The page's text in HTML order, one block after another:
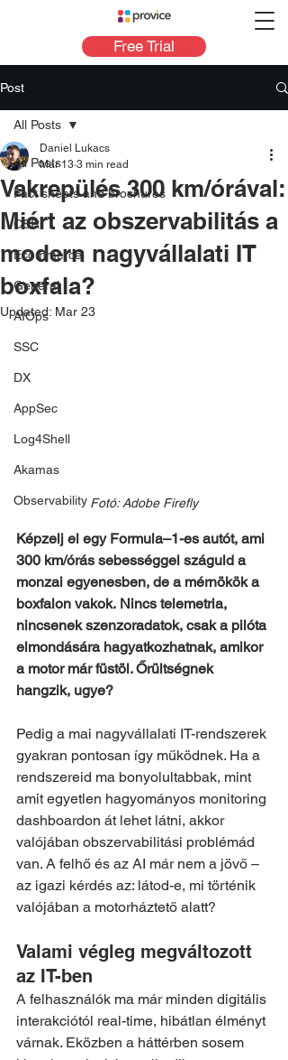
Free Trial
Post
All Posts
Fact sheets and brochures
CSR
Ecommerce
General
AIOps
SSC
DX
AppSec
Log4Shell
Akamas
Observability
All Posts
Vakrepülés 300 km/órával:
Miért az obszervabilitás a
modern nagyvállalati IT
boxfala?
Daniel Lukacs
Mar 13 3 min read
Updated: Mar 23
Fotó: Adobe Firefly
Képzelj el egy Formula–1-es autót, ami
300 km/órás sebességgel száguld a
monzai egyenesben, de a mérnökök a
boxfalon vakok. Nincs telemetria,
nincsenek szenzoradatok, csak a pilóta
elmondására hagyatkozhatnak, amikor
a motor már füstöl. Őrültségnek
hangzik, ugye?
Pedig a mai nagyvállalati IT-rendszerek
gyakran pontosan így működnek. Ha a
rendszereid ma bonyolultabbak, mint
amit egyetlen hagyományos monitoring
dashboardon át lehet látni, akkor
valójában obszervabilitási problémád
van. A felhő és az AI már nem a jövő –
az igazi kérdés az: látod-e, mi történik
valójában a motorháztető alatt?
Valami végleg megváltozott
az IT-ben
A felhasználók ma már minden digitális
interakciótól real-time, hibátlan élményt
várnak. Eközben a háttérben sosem